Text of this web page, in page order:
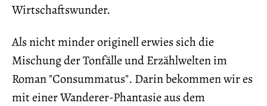
Wirtschaftswunder.
Als nicht minder originell erwies sich die
Mischung der Tonfälle und Erzählwelten im
Roman "Consummatus". Darin bekommen wir es
mit einer Wanderer-Phantasie aus dem